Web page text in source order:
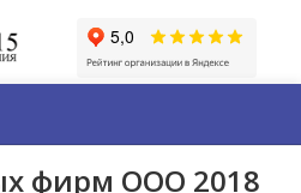
фирм ООО 2018